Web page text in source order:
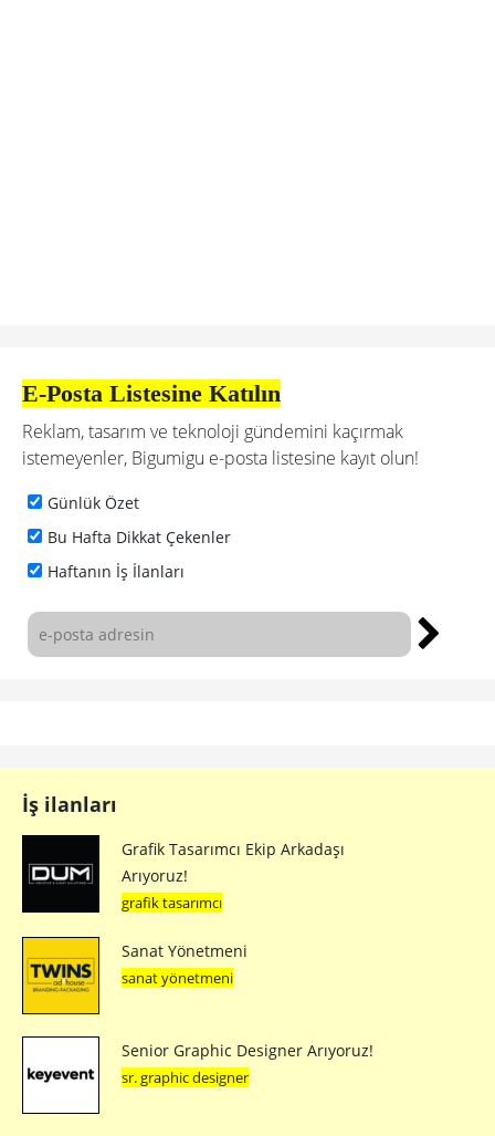
E-Posta Listesine Katılın
Reklam, tasarım ve teknoloji gündemini kaçırmak
istemeyenler, Bigumigu e-posta listesine kayıt olun!
Günlük Özet
Bu Hafta Dikkat Çekenler
Haftanın İş İlanları
İş ilanları
Grafik Tasarımcı Ekip Arkadaşı
Arıyoruz!
grafik tasarımcı
Sanat Yönetmeni
sanat yönetmeni
Senior Graphic Designer Arıyoruz!
sr. graphic designer